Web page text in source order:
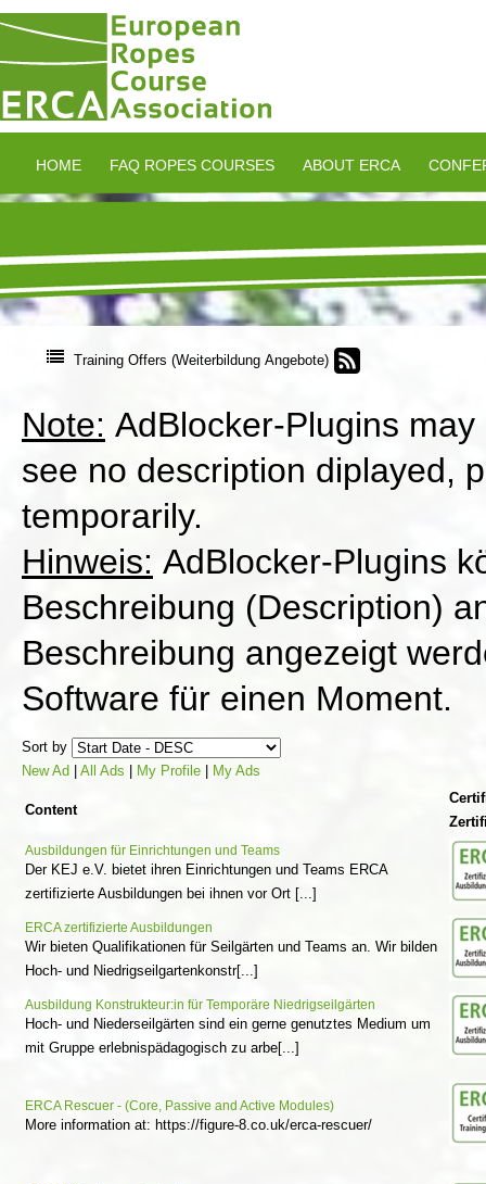
HOME FAQ ROPES COURSES ABOUT ERCA
Training Offers (Weiterbildung Angebote)
Note: AdBlocker-Plugins
see no description diplayed,
temporarily.
Hinweis: AdBlocker-Plugins
Beschreibung (Description)
Beschreibung angezeigt
Software für einen Moment.
Sort by
New Ad | All Ads | My Profile | My Ads
Content
Ausbildungen für Einrichtungen und Teams
Der KEJ e.V. bietet ihren Einrichtungen und Teams ERCA
zertifizierte Ausbildungen bei ihnen vor Ort [...]
ERCA zertifizierte Ausbildungen
Wir bieten Qualifikationen für Seilgärten und Teams an. Wir bilden
Hoch- und Niedrigseilgartenkonstr[...]
Ausbildung Konstrukteur:in für Temporäre Niedrigseilgärten
Hoch- und Niederseilgärten sind ein gerne genutztes Medium um
mit Gruppe erlebnispädagogisch zu arbe[...]
ERCA Rescuer - (Core, Passive and Active Modules)
More information at: https://figure-8.co.uk/erca-rescuer/